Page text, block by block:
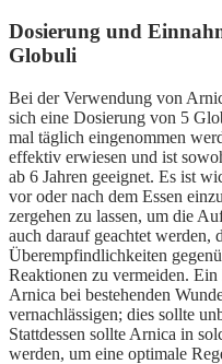
Dosierung und
Globuli
Bei der Verwendung von
sich eine Dosierung von 5
mal täglich eingenommen
effektiv erwiesen und ist
ab 6 Jahren geeignet. Es ist
vor oder nach dem Essen
zergehen zu lassen, um die
auch darauf geachtet werden,
Überempfindlichkeiten
Reaktionen zu vermeiden.
Arnica bei bestehenden
vernachlässigen; dies sollte
Stattdessen sollte Arnica in
werden, um eine optimale